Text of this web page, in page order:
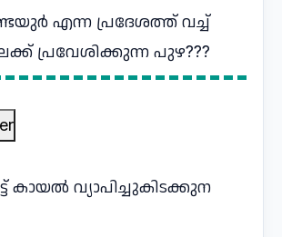
എന്ന പ്രദേശത്ത് വച്ച്
പ്രവേശിക്കുന്ന പുഴ???
കായൽ വ്യാപിച്ചുകിടക്കുന